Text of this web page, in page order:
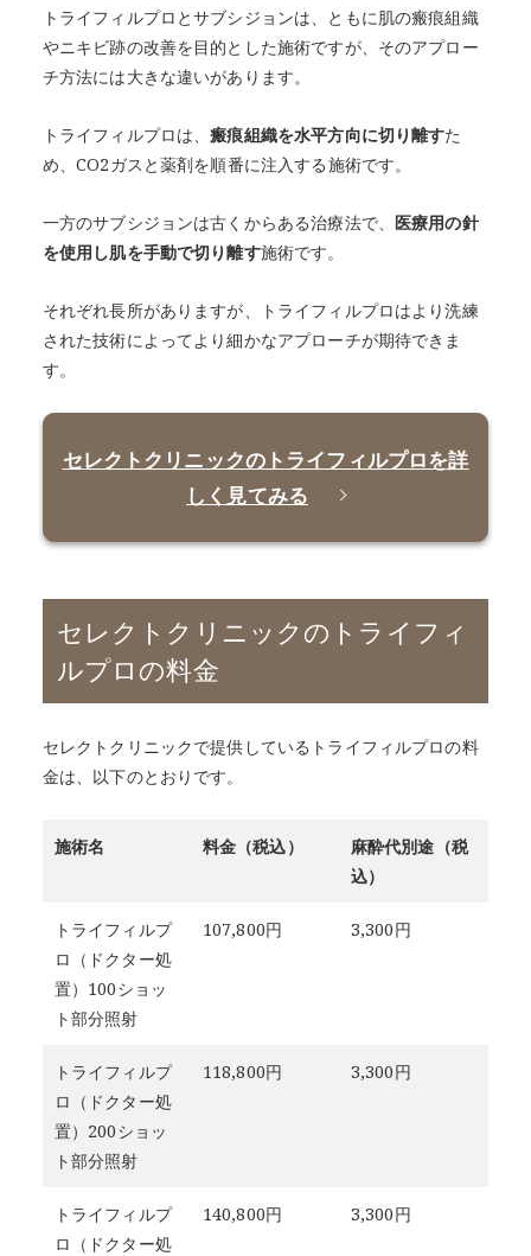
トライフィルプロとサブシジョンは、ともに肌の瘢痕組織
やニキビ跡の改善を目的とした施術ですが、そのアプロー
チ方法には大きな違いがあります。
トライフィルプロは、瘢痕組織を水平方向に切り離すた
め、CO2ガスと薬剤を順番に注入する施術です。
一方のサブシジョンは古くからある治療法で、 医療用の針
を使用し肌を手動で切り離す施術です。
それぞれ長所がありますが、トライフィルプロはより洗練
された技術によってより細かなアプローチが期待できま
す。
セレクトクリニックのトライフィルプロを詳
しく見てみる
セレクトクリニックのトライフィ
ルプロの料金
セレクトクリニックで提供しているトライフィルプロの料
金は、以下のとおりです。
施術名 料金（税込）
麻酔代別途（税
込）
トライフィルプ
ロ（ドクター処
置）100ショッ
ト部分照射
107,800円 3,300円
トライフィルプ
ロ（ドクター処
置）200ショッ
ト部分照射
118,800円 3,300円
トライフィルプ
ロ（ドクター処
140,800円 3,300円